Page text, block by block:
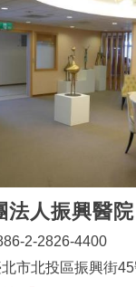
法人振興醫院
2-2826-4400
市北投區振興街45